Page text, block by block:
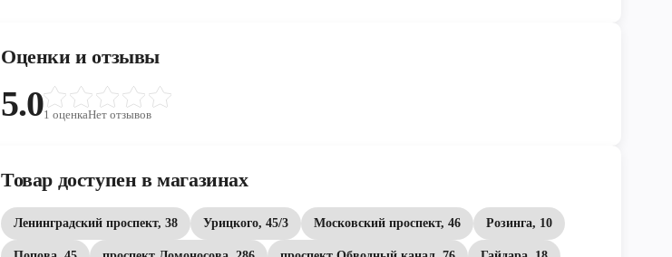
Оценки и отзывы
5.01 оценкаНет отзывов
Товар доступен в магазинах
Ленинградский проспект, 38 Урицкого, 45/3 Московский проспект, 46 Розинга, 10